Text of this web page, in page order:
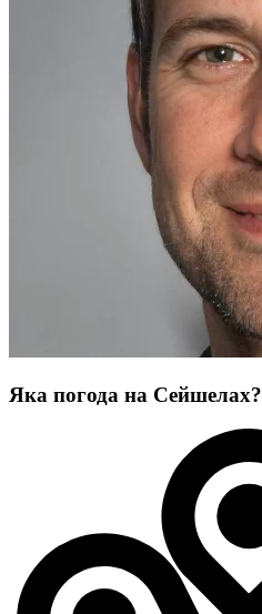
Яка погода на Сейшелах?